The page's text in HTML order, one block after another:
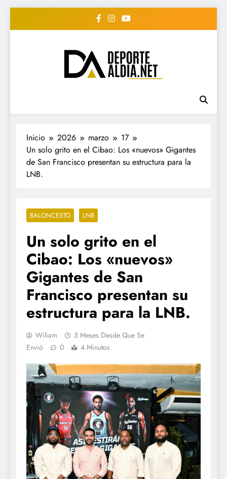
• DEPORTE AL DIA •
"Periodico Deportivo
Digital"
#deportealdiard #deportealdiaperiodico
Inicio 2026 marzo
17
Un solo grito en el Cibao: Los «nuevos» Gigantes
de San Francisco presentan su estructura para la
LNB.
BALONCESTO LNB
Un solo grito en el
Cibao: Los «nuevos»
Gigantes de San
Francisco presentan su
estructura para la LNB.
Wiliam
5 Meses Desde Que Se
Envió
0 4 Minutos